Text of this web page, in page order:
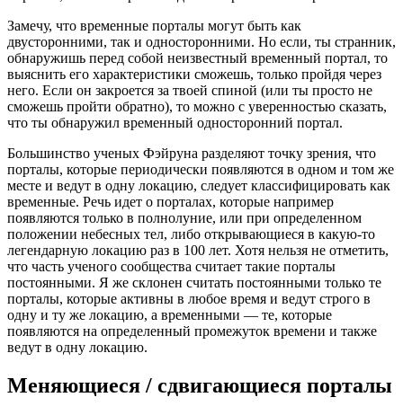
Замечу, что временные порталы могут быть как
двусторонними, так и односторонними. Но если, ты странник,
обнаружишь перед собой неизвестный временный портал, то
выяснить его характеристики сможешь, только пройдя через
него. Если он закроется за твоей спиной (или ты просто не
сможешь пройти обратно), то можно с уверенностью сказать,
что ты обнаружил временный односторонний портал.
Большинство ученых Фэйруна разделяют точку зрения, что
порталы, которые периодически появляются в одном и том же
месте и ведут в одну локацию, следует классифицировать как
временные. Речь идет о порталах, которые например
появляются только в полнолуние, или при определенном
положении небесных тел, либо открывающиеся в какую-то
легендарную локацию раз в 100 лет. Хотя нельзя не отметить,
что часть ученого сообщества считает такие порталы
постоянными. Я же склонен считать постоянными только те
порталы, которые активны в любое время и ведут строго в
одну и ту же локацию, а временными — те, которые
появляются на определенный промежуток времени и также
ведут в одну локацию.
Меняющиеся / сдвигающиеся порталы